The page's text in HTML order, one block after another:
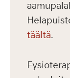
täältä.